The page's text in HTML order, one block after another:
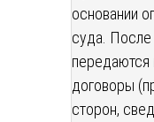
основании
суда. После
передаются
договоры
сторон,